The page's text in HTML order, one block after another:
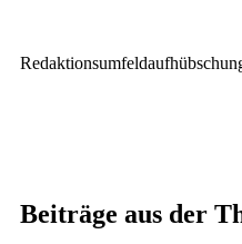
Beiträge aus der